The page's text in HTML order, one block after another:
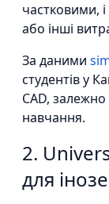
частковими,
або інші
За даними
студентів у
CAD, залежно
навчання.
2.
для